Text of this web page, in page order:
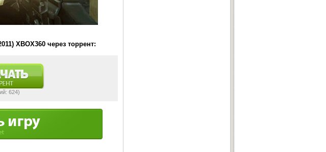
XBOX360 через торрент:
624)